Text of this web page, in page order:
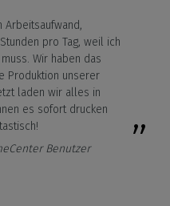
Arbeitsaufwand,
pro Tag, weil ich
Wir haben das
Produktion unserer
laden wir alles in
es sofort drucken
Benutzer